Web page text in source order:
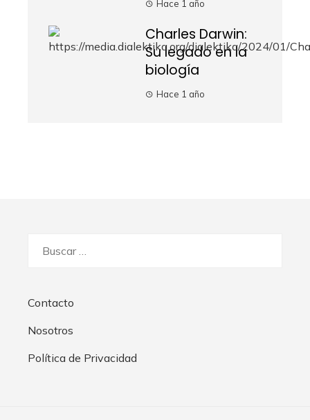
Hace 1 año
Charles Darwin:
Su legado en la
biología
Hace 1 año
Contacto
Nosotros
Política de Privacidad